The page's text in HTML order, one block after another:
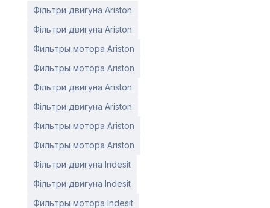
Фільтри двигуна Ariston
Фільтри двигуна Ariston
Фильтры мотора Ariston
Фильтры мотора Ariston
Фільтри двигуна Ariston
Фільтри двигуна Ariston
Фильтры мотора Ariston
Фильтры мотора Ariston
Фільтри двигуна Indesit
Фільтри двигуна Indesit
Фильтры мотора Indesit